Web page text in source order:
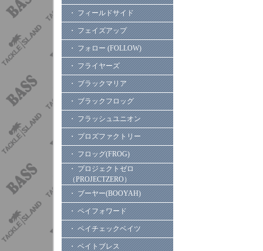
・ フィールドサイド
・ フェイズアップ
・ フォロー (FOLLOW)
・ フライヤーズ
・ ブラックマリア
・ ブラックフロッグ
・ フラッシュユニオン
・ プロズファクトリー
・ フロッグ(FROG)
・ プロジェクトゼロ
（PROJECTZERO）
・ ブーヤー(BOOYAH)
・ ペイフォワード
・ ペイチェックベイツ
・ ベイトブレス